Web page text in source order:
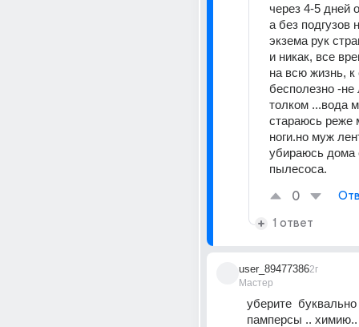
через 4-5 дней
а без подгузов
экзема рук
и никак, все
на всю жизнь,
бесполезно -не
толком ...вода
стараюсь реже
ноги.но муж
убираюсь дома
пылесоса.
0
1 ответ
user_89477386
Мастер
2г
уберите
памперсы ..